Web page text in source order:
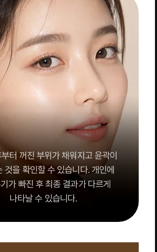
터 꺼진 부위가 채워지고 윤곽이
것을 확인할 수 있습니다. 개인에
가 빠진 후 최종 결과가 다르게
나타날 수 있습니다.